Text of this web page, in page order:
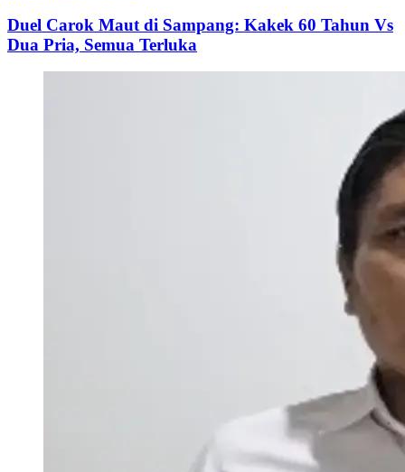
Duel Carok Maut di Sampang: Kakek 60 Tahun Vs
Dua Pria, Semua Terluka